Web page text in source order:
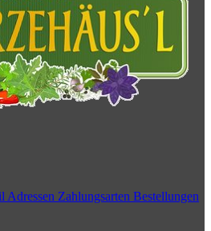
Adressen Zahlungsarten Bestellungen